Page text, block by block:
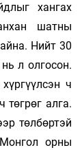
хангах
шатны
Нийт 30
л олгосон.
ч
төгрөг алга.
төлбөртэй
орны